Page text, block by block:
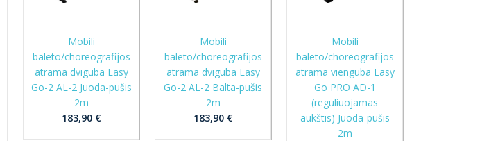
Mobili
baleto/choreografijos
atrama dviguba Easy
Go-2 AL-2 Juoda-pušis
2m
183,90 €
Mobili
baleto/choreografijos
atrama dviguba Easy
Go-2 AL-2 Balta-pušis
2m
183,90 €
Mobili
baleto/choreografijos
atrama vienguba Easy
Go PRO AD-1
(reguliuojamas
aukštis) Juoda-pušis
2m